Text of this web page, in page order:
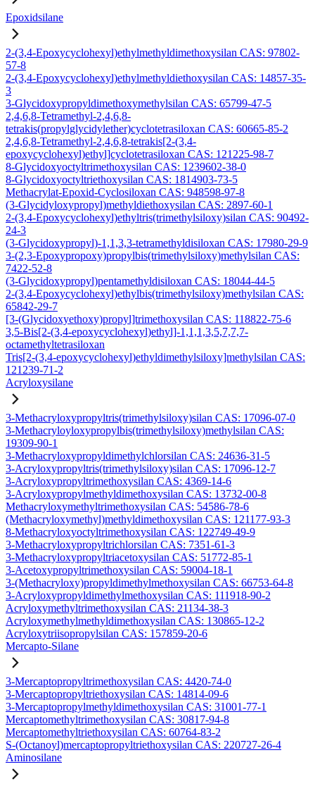
Epoxidsilane
2-(3,4-Epoxycyclohexyl)ethylmethyldimethoxysilan CAS: 97802-
57-8
2-(3,4-Epoxycyclohexyl)ethylmethyldiethoxysilan CAS: 14857-35-
3
3-Glycidoxypropyldimethoxymethylsilan CAS: 65799-47-5
2,4,6,8-Tetramethyl-2,4,6,8-
tetrakis(propylglycidylether)cyclotetrasiloxan CAS: 60665-85-2
2,4,6,8-Tetramethyl-2,4,6,8-tetrakis[2-(3,4-
epoxycyclohexyl)ethyl]cyclotetrasiloxan CAS: 121225-98-7
8-Glycidoxyoctyltrimethoxysilan CAS: 1239602-38-0
8-Glycidoxyoctyltriethoxysilan CAS: 1814903-73-5
Methacrylat-Epoxid-Cyclosiloxan CAS: 948598-97-8
(3-Glycidyloxypropyl)methyldiethoxysilan CAS: 2897-60-1
2-(3,4-Epoxycyclohexyl)ethyltris(trimethylsiloxy)silan CAS: 90492-
24-3
(3-Glycidoxypropyl)-1,1,3,3-tetramethyldisiloxan CAS: 17980-29-9
3-(2,3-Epoxypropoxy)propylbis(trimethylsiloxy)methylsilan CAS:
7422-52-8
(3-Glycidoxypropyl)pentamethyldisiloxan CAS: 18044-44-5
2-(3,4-Epoxycyclohexyl)ethylbis(trimethylsiloxy)methylsilan CAS:
65842-29-7
[3-(Glycidoxyethoxy)propyl]trimethoxysilan CAS: 118822-75-6
3,5-Bis[2-(3,4-epoxycyclohexyl)ethyl]-1,1,1,3,5,7,7,7-
octamethyltetrasiloxan
Tris[2-(3,4-epoxycyclohexyl)ethyldimethylsiloxy]methylsilan CAS:
121239-71-2
Acryloxysilane
3-Methacryloxypropyltris(trimethylsiloxy)silan CAS: 17096-07-0
3-Methacryloyloxypropylbis(trimethylsiloxy)methylsilan CAS:
19309-90-1
3-Methacryloxypropyldimethylchlorsilan CAS: 24636-31-5
3-Acryloxypropyltris(trimethylsiloxy)silan CAS: 17096-12-7
3-Acryloxypropyltrimethoxysilan CAS: 4369-14-6
3-Acryloxypropylmethyldimethoxysilan CAS: 13732-00-8
Methacryloxymethyltrimethoxysilan CAS: 54586-78-6
(Methacryloxymethyl)methyldimethoxysilan CAS: 121177-93-3
8-Methacryloxyoctyltrimethoxysilan CAS: 122749-49-9
3-Methacryloxypropyltrichlorsilan CAS: 7351-61-3
3-Methacryloxypropyltriacetoxysilan CAS: 51772-85-1
3-Acetoxypropyltrimethoxysilan CAS: 59004-18-1
3-(Methacryloxy)propyldimethylmethoxysilan CAS: 66753-64-8
3-Acryloxypropyldimethylmethoxysilan CAS: 111918-90-2
Acryloxymethyltrimethoxysilan CAS: 21134-38-3
Acryloxymethylmethyldimethoxysilan CAS: 130865-12-2
Acryloxytriisopropylsilan CAS: 157859-20-6
Mercapto-Silane
3-Mercaptopropyltrimethoxysilan CAS: 4420-74-0
3-Mercaptopropyltriethoxysilan CAS: 14814-09-6
3-Mercaptopropylmethyldimethoxysilan CAS: 31001-77-1
Mercaptomethyltrimethoxysilan CAS: 30817-94-8
Mercaptomethyltriethoxysilan CAS: 60764-83-2
S-(Octanoyl)mercaptopropyltriethoxysilan CAS: 220727-26-4
Aminosilane